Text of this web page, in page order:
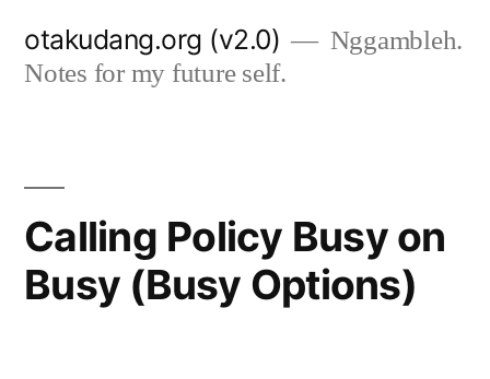
otakudang.org (v2.0)
Nggambleh.
Notes for my future self.
Calling Policy Busy on
Busy (Busy Options)